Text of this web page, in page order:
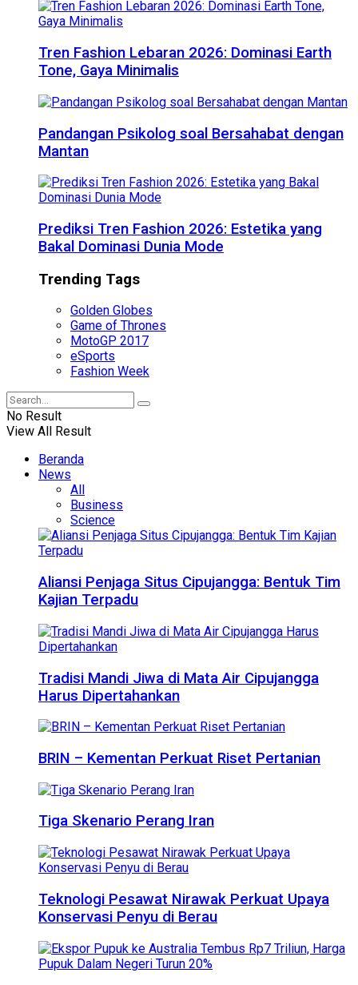
Tren Fashion Lebaran 2026: Dominasi Earth
Tone, Gaya Minimalis
Pandangan Psikolog soal Bersahabat dengan
Mantan
Prediksi Tren Fashion 2026: Estetika yang
Bakal Dominasi Dunia Mode
Trending Tags
Golden Globes
Game of Thrones
MotoGP 2017
eSports
Fashion Week
No Result
View All Result
Beranda
News
All
Business
Science
Aliansi Penjaga Situs Cipujangga: Bentuk Tim
Kajian Terpadu
Tradisi Mandi Jiwa di Mata Air Cipujangga
Harus Dipertahankan
BRIN – Kementan Perkuat Riset Pertanian
Tiga Skenario Perang Iran
Teknologi Pesawat Nirawak Perkuat Upaya
Konservasi Penyu di Berau